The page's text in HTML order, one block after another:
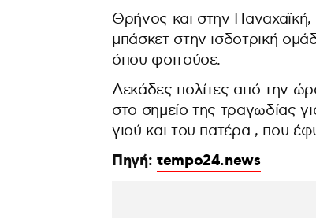
Θρήνος και στην
μπάσκετ στην ισδοτρική
όπου φοιτούσε.
Δεκάδες πολίτες από την
στο σημείο της τραγωδίας
γιού και του πατέρα , που
Πηγή: tempo24.news